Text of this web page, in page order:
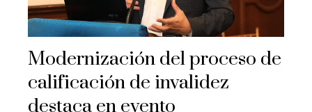
Modernización del proceso de
calificación de invalidez
destaca en evento